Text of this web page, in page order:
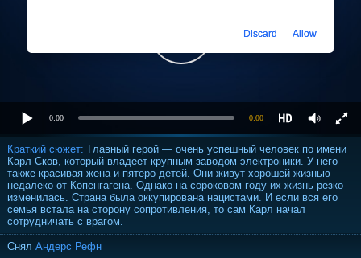
0:00 0:00
Краткий сюжет: Главный герой — очень успешный человек по имени
Карл Сков, который владеет крупным заводом электроники. У него
также красивая жена и пятеро детей. Они живут хорошей жизнью
недалеко от Копенгагена. Однако на сороковом году их жизнь резко
изменилась. Страна была оккупирована нацистами. И если вся его
семья встала на сторону сопротивления, то сам Карл начал
сотрудничать с врагом.
Снял Андерс Рефн
Discard Allow